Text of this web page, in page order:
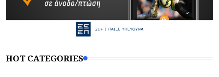
HOT CATEGORIES